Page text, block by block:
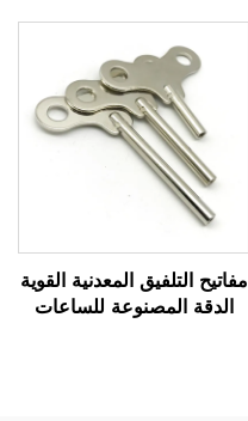
مفاتيح التلفيق المعدنية القوية
الدقة المصنوعة للساعات